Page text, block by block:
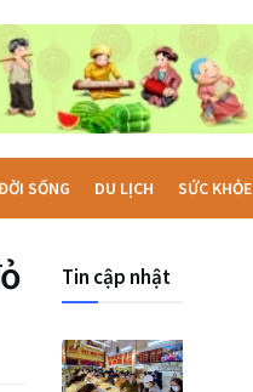
SỐNG DU LỊCH SỨC KHỎE
Tin cập nhật